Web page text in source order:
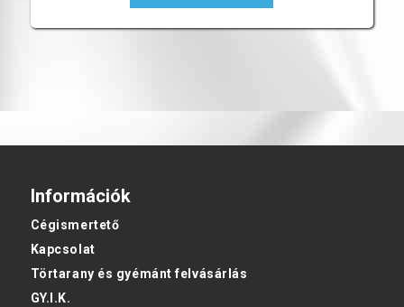
Információk
Cégismertető
Kapcsolat
Törtarany és gyémánt felvásárlás
GY.I.K.